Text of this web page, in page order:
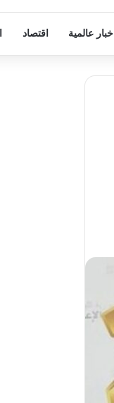
اخبار عالمية اقتصاد